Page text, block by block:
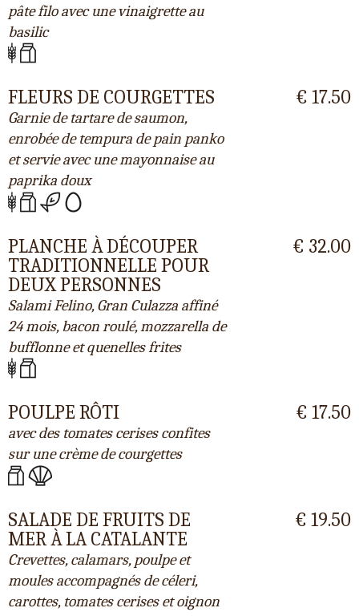
pâte filo avec une vinaigrette au
basilic
FLEURS DE COURGETTES
Garnie de tartare de saumon,
enrobée de tempura de pain panko
et servie avec une mayonnaise au
paprika doux
€ 17.50
PLANCHE À DÉCOUPER
TRADITIONNELLE POUR
DEUX PERSONNES
Salami Felino, Gran Culazza affiné
24 mois, bacon roulé, mozzarella de
bufflonne et quenelles frites
€ 32.00
POULPE RÔTI
avec des tomates cerises confites
sur une crème de courgettes
€ 17.50
SALADE DE FRUITS DE
MER À LA CATALANTE
Crevettes, calamars, poulpe et
moules accompagnés de céleri,
carottes, tomates cerises et oignon
€ 19.50